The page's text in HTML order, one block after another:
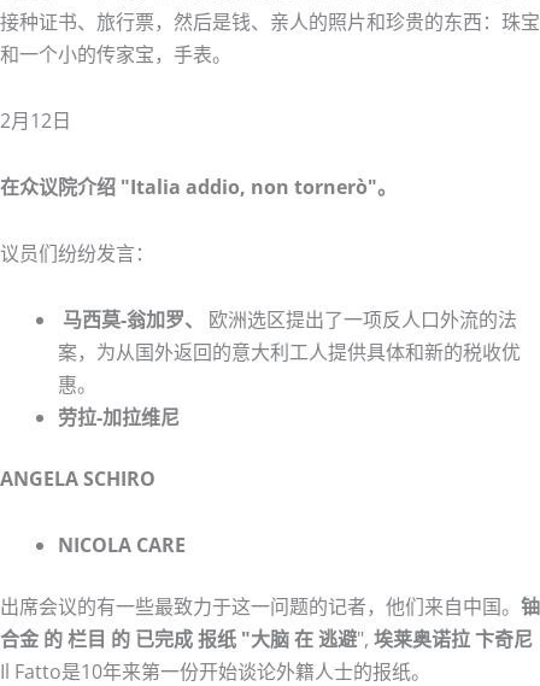
接种证书、旅行票，然后是钱、亲人的照片和珍贵的东西：珠宝
和一个小的传家宝，手表。
2月12日
在众议院介绍 "Italia addio, non tornerò"。
议员们纷纷发言：
马西莫-翁加罗、 欧洲选区提出了一项反人口外流的法
案，为从国外返回的意大利工人提供具体和新的税收优
惠。
劳拉-加拉维尼
ANGELA SCHIRO
NICOLA CARE
出席会议的有一些最致力于这一问题的记者，他们来自中国。 铀
合金 的栏目 的 已完成报纸 "大脑在逃避", 埃莱奥诺拉 卞奇尼
Il Fatto是10年来第一份开始谈论外籍人士的报纸。